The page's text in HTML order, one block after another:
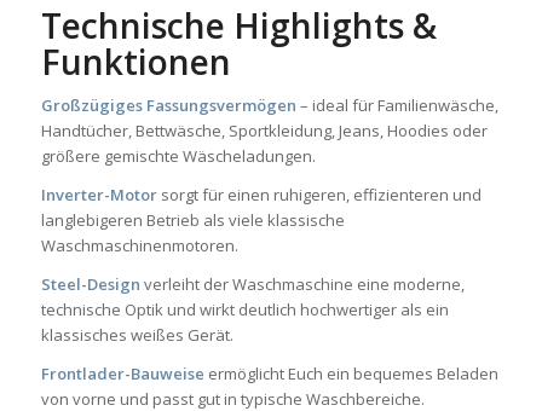
Technische Highlights &
Funktionen
Großzügiges Fassungsvermögen – ideal für Familienwäsche,
Handtücher, Bettwäsche, Sportkleidung, Jeans, Hoodies oder
größere gemischte Wäscheladungen.
Inverter-Motorsorgt für einen ruhigeren, effizienteren und
langlebigeren Betrieb als viele klassische
Waschmaschinenmotoren.
Steel-Design verleiht der Waschmaschine eine moderne,
technische Optik und wirkt deutlich hochwertiger als ein
klassisches weißes Gerät.
Frontlader-Bauweise ermöglicht Euch ein bequemes Beladen
von vorne und passt gut in typische Waschbereiche.